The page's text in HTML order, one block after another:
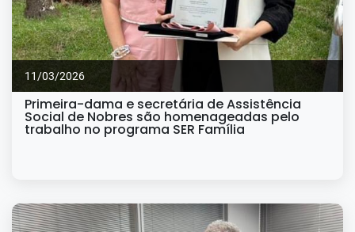
11/03/2026
Primeira-dama e secretária de Assistência
Social de Nobres são homenageadas pelo
trabalho no programa SER Família